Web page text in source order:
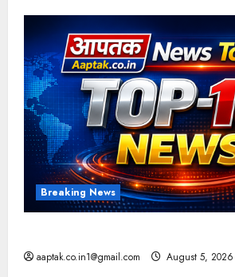
Breaking News
aaptak.co.in1@gmail.com August 5, 2026